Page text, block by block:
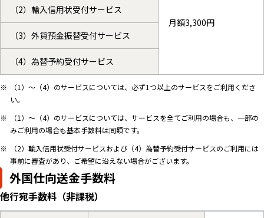
月額3,300円
（2）輸入信用状受付サービス
（3）外貨預金振替受付サービス
（4）為替予約受付サービス
（1）～（4）のサービスについては、必ず1つ以上のサービスをご利用くださ
い。
（1）～（4）のサービスについては、サービスを全てご利用の場合も、一部の
みご利用の場合も基本手数料は同額です。
（2）輸入信用状受付サービスおよび（4）為替予約受付サービスのご利用には
事前に審査があり、ご希望に沿えない場合がございます。
外国仕向送金手数料
他行宛手数料（非課税）